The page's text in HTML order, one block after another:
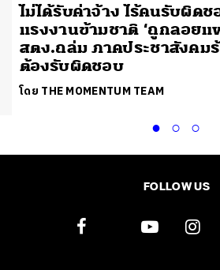
ไม่ได้รับค่าจ้าง ไร้คนรับผิด
แรงงานข้ามชาติ ‘ถูกลอยแ
สตง.ถล่ม ภาคประชาสังคม
ต้องรับผิดชอบ
โดย THE MOMENTUM TEAM
FOLLOW US